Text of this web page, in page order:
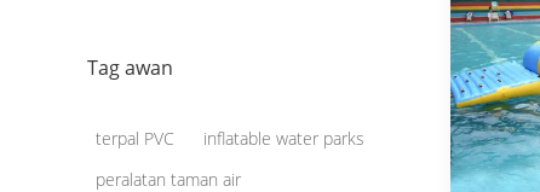
Tag awan
terpal PVC
inflatable water parks
peralatan taman air